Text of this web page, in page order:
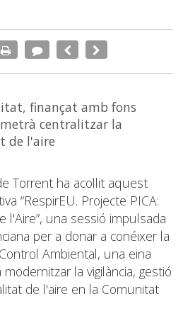
finançat amb fons
centralitzar la
de l'aire
Torrent ha acollit aquest
“RespirEU. Projecte PICA:
l'Aire”, una sessió impulsada
per a donar a conéixer la
Ambiental, una eina
la vigilància, gestió
de l'aire en la Comunitat